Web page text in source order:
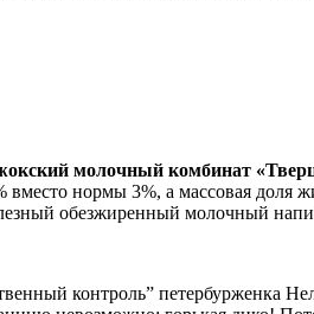
молочный комбинат
вместо нормы 3%, а массовая доля
обезжиренный молочный
контроль” петербурженка